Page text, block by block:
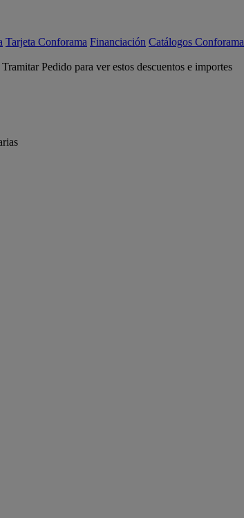
Tarjeta Conforama Financiación Catálogos Conforama
Pedido para ver estos descuentos e importes